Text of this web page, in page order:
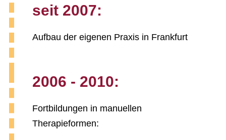
seit 2007:
Aufbau der eigenen Praxis in Frankfurt
2006 - 2010:
Fortbildungen in manuellen
Therapieformen: